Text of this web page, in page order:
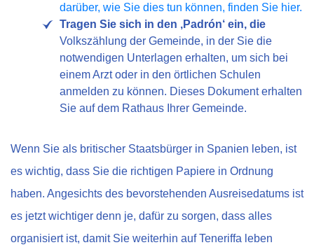
darüber, wie Sie dies tun können, finden Sie hier.
Tragen Sie sich in den ‚Padrón‘ ein, die
Volkszählung der Gemeinde, in der Sie die
notwendigen Unterlagen erhalten, um sich bei
einem Arzt oder in den örtlichen Schulen
anmelden zu können. Dieses Dokument erhalten
Sie auf dem Rathaus Ihrer Gemeinde.
Wenn Sie als britischer Staatsbürger in Spanien leben, ist
es wichtig, dass Sie die richtigen Papiere in Ordnung
haben. Angesichts des bevorstehenden Ausreisedatums ist
es jetzt wichtiger denn je, dafür zu sorgen, dass alles
organisiert ist, damit Sie weiterhin auf Teneriffa leben